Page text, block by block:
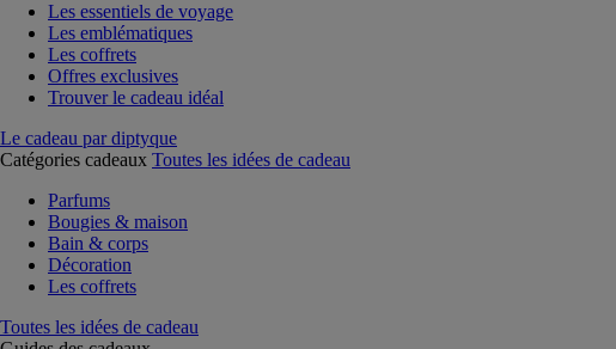
Les essentiels de voyage
Les emblématiques
Les coffrets
Offres exclusives
Trouver le cadeau idéal
Le cadeau par diptyque
Catégories cadeaux Toutes les idées de cadeau
Parfums
Bougies & maison
Bain & corps
Décoration
Les coffrets
Toutes les idées de cadeau